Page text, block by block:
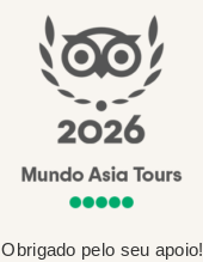
Obrigado pelo seu apoio!